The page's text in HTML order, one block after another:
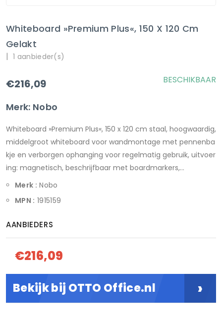
Whiteboard »Premium Plus«, 150 X 120 Cm
Gelakt
| 1 aanbieder(s)
€216,09
Merk: Nobo
BESCHIKBAAR
Whiteboard »Premium Plus«, 150 x 120 cm staal, hoogwaardig,
middelgroot whiteboard voor wandmontage met pennenba
kje en verborgen ophanging voor regelmatig gebruik, uitvoer
ing: magnetisch, beschrijfbaar met boardmarkers,...
Merk : Nobo
MPN : 1915159
AANBIEDERS
€216,09
Bekijk bij OTTO Office.nl ›